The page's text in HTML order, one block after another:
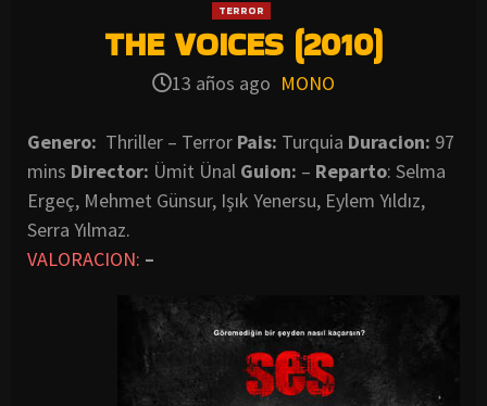
TERROR
THE VOICES (2010)
13 años ago MONO
Genero: Thriller – Terror Pais: Turquia Duracion: 97
mins Director: Ümit Ünal Guion: – Reparto: Selma
Ergeç, Mehmet Günsur, Işık Yenersu, Eylem Yıldız,
Serra Yılmaz.
VALORACION: –